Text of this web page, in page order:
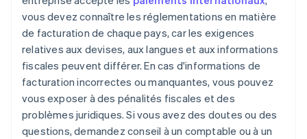
vous devez connaître les réglementations en matière
de facturation de chaque pays, car les exigences
relatives aux devises, aux langues et aux informations
fiscales peuvent différer. En cas d'informations de
facturation incorrectes ou manquantes, vous pouvez
vous exposer à des pénalités fiscales et des
problèmes juridiques. Si vous avez des doutes ou des
questions, demandez conseil à un comptable ou à un